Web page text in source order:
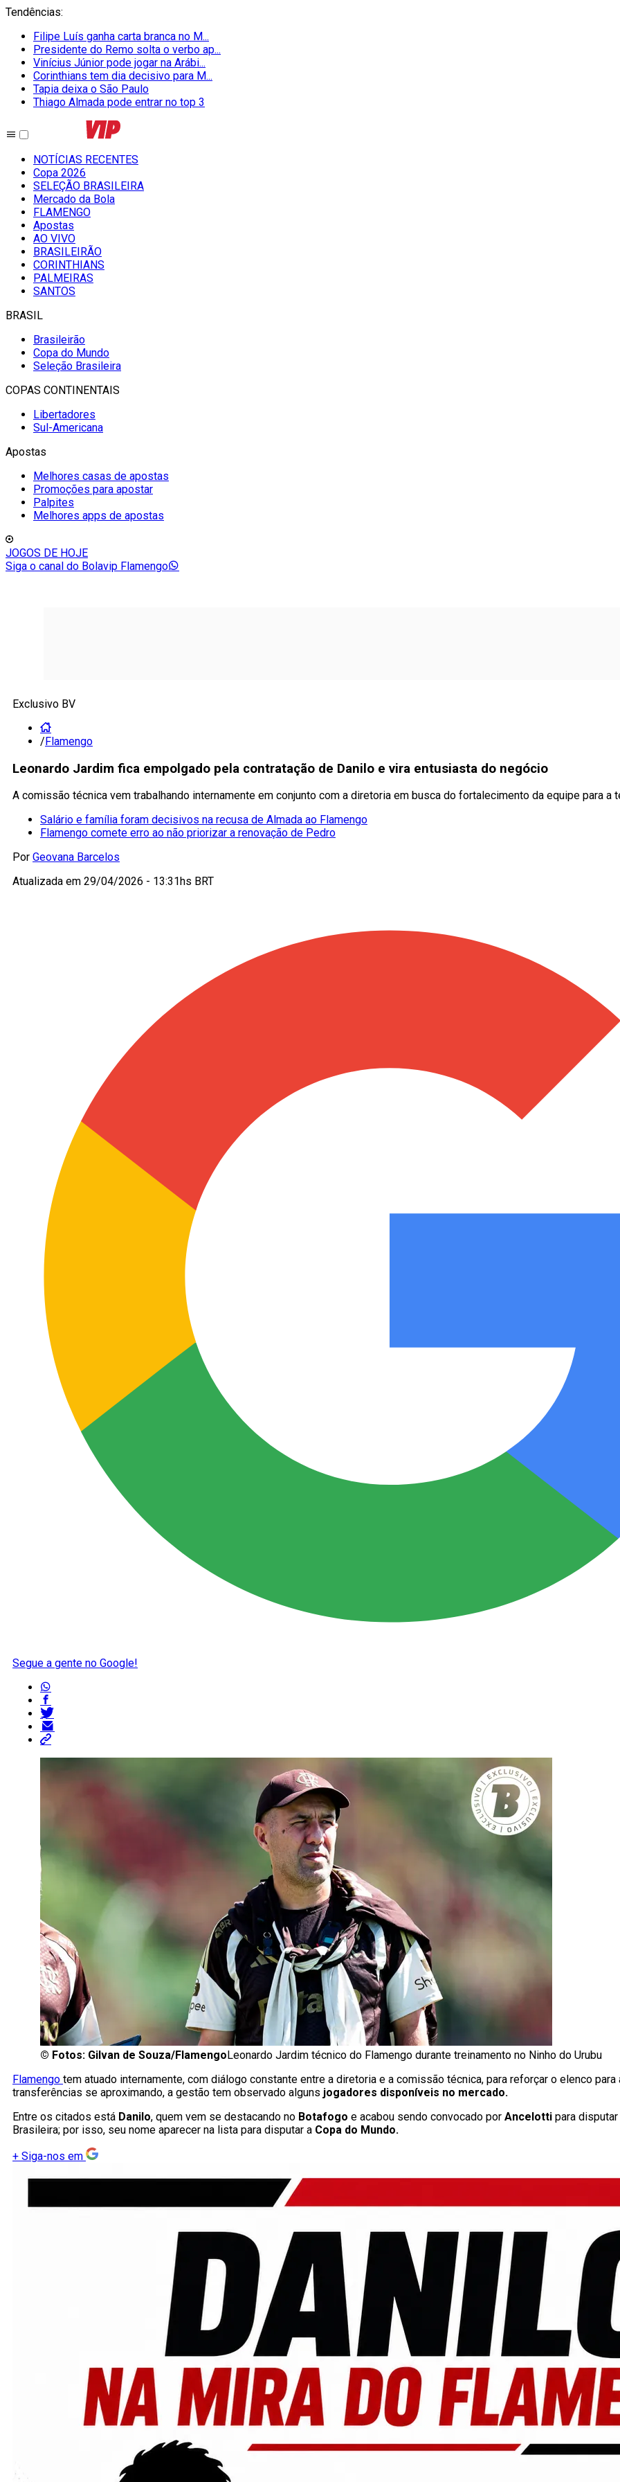
Tendências:
Filipe Luís ganha carta branca no M...
Presidente do Remo solta o verbo ap...
Vinícius Júnior pode jogar na Arábi...
Corinthians tem dia decisivo para M...
Tapia deixa o São Paulo
Thiago Almada pode entrar no top 3
NOTÍCIAS RECENTES
Copa 2026
SELEÇÃO BRASILEIRA
Mercado da Bola
FLAMENGO
Apostas
AO VIVO
BRASILEIRÃO
CORINTHIANS
PALMEIRAS
SANTOS
BRASIL
Brasileirão
Copa do Mundo
Seleção Brasileira
COPAS CONTINENTAIS
Libertadores
Sul-Americana
Apostas
Melhores casas de apostas
Promoções para apostar
Palpites
Melhores apps de apostas
JOGOS DE HOJE
Siga o canal do Bolavip Flamengo
Exclusivo BV
/Flamengo
Leonardo Jardim fica empolgado pela contratação de Danilo e vira entusiasta do negócio
A comissão técnica vem trabalhando internamente em conjunto com a diretoria em busca do fortalecimento da equipe para a
Salário e família foram decisivos na recusa de Almada ao Flamengo
Flamengo comete erro ao não priorizar a renovação de Pedro
Por Geovana Barcelos
Atualizada em 29/04/2026 - 13:31hs BRT
Segue a gente no Google!
© Fotos: Gilvan de Souza/Flamengo Leonardo Jardim técnico do Flamengo durante treinamento no Ninho do Urubu
Flamengo tem atuado internamente, com diálogo constante entre a diretoria e a comissão técnica, para reforçar o elenco para
transferências se aproximando, a gestão tem observado alguns jogadores disponíveis no mercado.
Entre os citados está Danilo, quem vem se destacando no Botafogo e acabou sendo convocado por Ancelotti para
Brasileira; por isso, seu nome aparecer na lista para disputar a Copa do Mundo.
+ Siga-nos em